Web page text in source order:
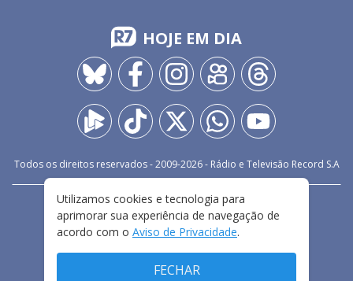
HOJE EM DIA
Todos os direitos reservados - 2009-2026- Rádio e Televisão Record S.A
FALE CONOSCO
PRIVACIDADE
TERMOS E CONDIÇÕES DE USO
Utilizamos cookies e tecnologia para
aprimorar sua experiência de navegação de
acordo com o Aviso de Privacidade.
FECHAR